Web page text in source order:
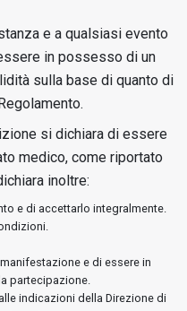
e a qualsiasi evento
in possesso di un
sulla base di quanto di
si dichiara di essere
medico, come riportato
inoltre:
e di accettarlo integralmente.
e di essere in
partecipazione.
indicazioni della Direzione di